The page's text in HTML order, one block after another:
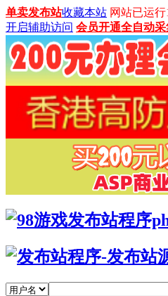
单卖发布站收藏本站 网站已运
开启辅助访问 会员开通全自动